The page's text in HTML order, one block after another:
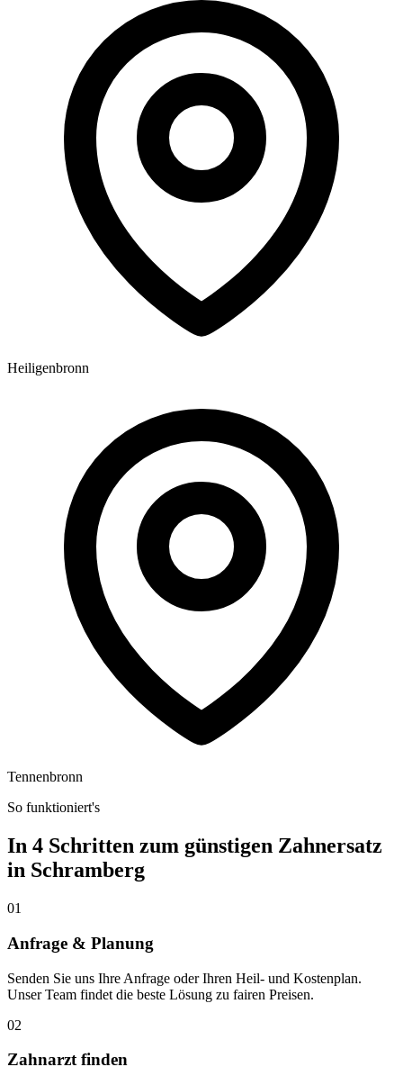
Heiligenbronn
Tennenbronn
So funktioniert's
In 4 Schritten zum günstigen Zahnersatz
in Schramberg
01
Anfrage & Planung
Senden Sie uns Ihre Anfrage oder Ihren Heil- und Kostenplan.
Unser Team findet die beste Lösung zu fairen Preisen.
02
Zahnarzt finden